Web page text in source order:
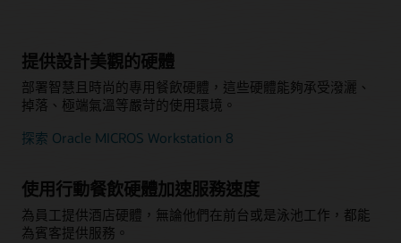
提供設計美觀的硬體
部署智慧且時尚的專用餐飲硬體，這些硬體能夠承受潑灑、
掉落、極端氣溫等嚴苛的使用環境。
探索 Oracle MICROS Workstation 8
使用行動餐飲硬體加速服務速度
為員工提供酒店硬體，無論他們在前台或是泳池工作，都能
為賓客提供服務。